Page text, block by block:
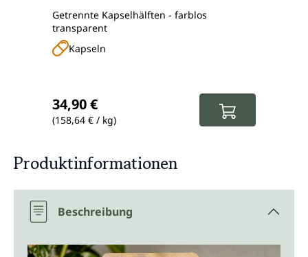
Getrennte Kapselhälften - farblos
transparent
Kapseln
34,90 €
(158,64 € / kg)
Produktinformationen
Beschreibung